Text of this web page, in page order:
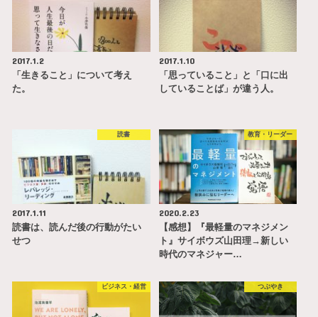
2017.1.2
「生きること」について考え
た。
2017.1.10
「思っていること」と「口に出
していることば」が違う人。
読書
2017.1.11
読書は、読んだ後の行動がたい
せつ
教育・リーダー
2020.2.23
【感想】『最軽量のマネジメン
ト』サイボウズ山田理→新しい
時代のマネジャー…
ビジネス・経営 つぶやき